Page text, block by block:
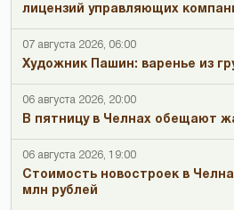
лицензий управляющих
07 августа 2026, 06:00
Художник Пашин: варенье из
06 августа 2026, 20:00
В пятницу в Челнах обещают
06 августа 2026, 19:00
Стоимость новостроек в
млн рублей